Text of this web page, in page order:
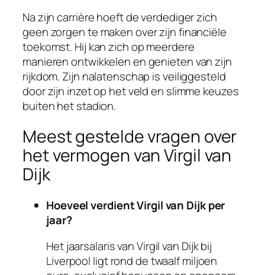
Na zijn carrière hoeft de verdediger zich
geen zorgen te maken over zijn financiële
toekomst. Hij kan zich op meerdere
manieren ontwikkelen en genieten van zijn
rijkdom. Zijn nalatenschap is veiliggesteld
door zijn inzet op het veld en slimme keuzes
buiten het stadion.
Meest gestelde vragen over
het vermogen van Virgil van
Dijk
Hoeveel verdient Virgil van Dijk per
jaar?
Het jaarsalaris van Virgil van Dijk bij
Liverpool ligt rond de twaalf miljoen